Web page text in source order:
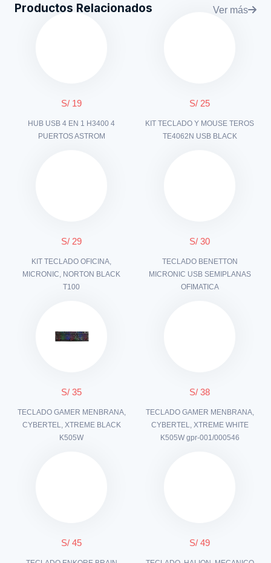
Productos Relacionados Ver más
S/ 19
HUB USB 4 EN 1 H3400 4
PUERTOS ASTROM
S/ 25
KIT TECLADO Y MOUSE TEROS
TE4062N USB BLACK
S/ 29
KIT TECLADO OFICINA,
MICRONIC, NORTON BLACK
T100
S/ 30
TECLADO BENETTON
MICRONIC USB SEMIPLANAS
OFIMATICA
S/ 35
TECLADO GAMER MENBRANA,
CYBERTEL, XTREME BLACK
K505W
S/ 38
TECLADO GAMER MENBRANA,
CYBERTEL, XTREME WHITE
K505W gpr-001/000546
S/ 45 S/ 49